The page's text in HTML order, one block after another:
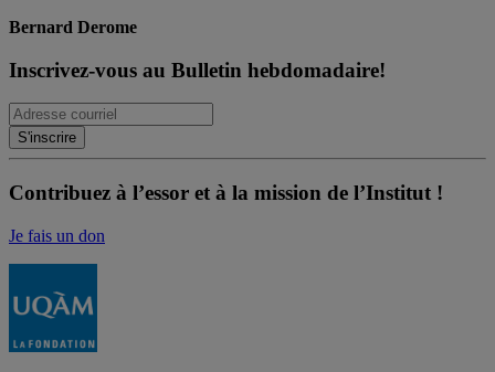
Bernard Derome
Inscrivez-vous au Bulletin hebdomadaire!
Contribuez à l’essor et à la mission de l’Institut !
Je fais un don